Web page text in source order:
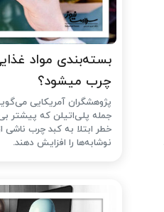
بسته‌بندی مواد
چرب میشود؟
پژوهشگران آمریکایی
جمله پلی‌اتیلن که پیشتر
خطر ابتلا به کبد چرب ناشی
نوشابه‌ها را افزایش دهند.